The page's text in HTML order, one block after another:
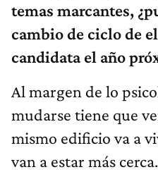
temas marcantes,
cambio de ciclo de
candidata el año
Al margen de lo
mudarse tiene que
mismo edificio va a
van a estar más